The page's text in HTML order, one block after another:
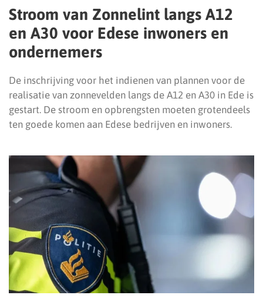
Stroom van Zonnelint langs A12
en A30 voor Edese inwoners en
ondernemers
De inschrijving voor het indienen van plannen voor de
realisatie van zonnevelden langs de A12 en A30 in Ede is
gestart. De stroom en opbrengsten moeten grotendeels
ten goede komen aan Edese bedrijven en inwoners.